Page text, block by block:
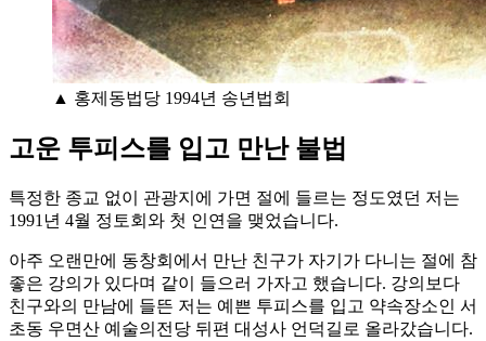
▲ 홍제동법당 1994년 송년법회
고운 투피스를 입고 만난 불법
특정한 종교 없이 관광지에 가면 절에 들르는 정도였던 저는
1991년 4월 정토회와 첫 인연을 맺었습니다.
아주 오랜만에 동창회에서 만난 친구가 자기가 다니는 절에 참
좋은 강의가 있다며 같이 들으러 가자고 했습니다. 강의보다
친구와의 만남에 들뜬 저는 예쁜 투피스를 입고 약속장소인 서
초동 우면산 예술의전당 뒤편 대성사 언덕길로 올라갔습니다.